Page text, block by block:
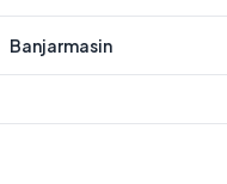
Banjarmasin